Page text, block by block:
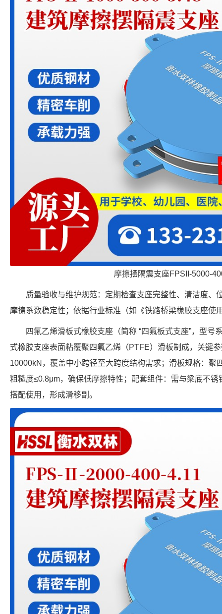
摩擦摆隔震支座FPSII-5000-
质量验收与维护规范：定期检查支座完整性、清洁度、
摩擦系数稳定性；依据行业标准（如《铁路桥梁橡胶支座使
四氟乙烯滑板式橡胶支座（简称 “四氟板式支座”，型号
式橡胶支座表面粘覆聚四氟乙烯（PTFE）滑板制成，关键
10000kN，覆盖中小跨径至大跨度结构需求；滑板规格：聚
粗糙度≤0.8μm，确保低摩擦特性；配套组件：需与梁底不
搭配使用，形成滑移副。